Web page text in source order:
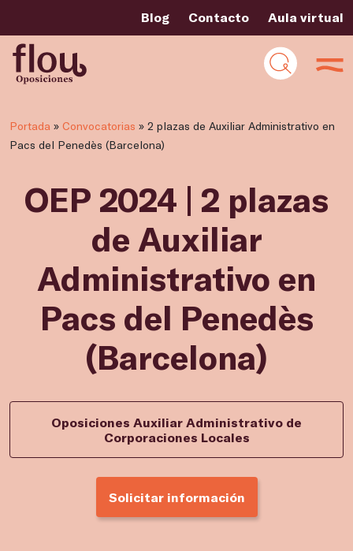
Blog Contacto Aula virtual
Portada » Convocatorias » 2 plazas de Auxiliar Administrativo en
Pacs del Penedès (Barcelona)
OEP 2024 | 2 plazas
de Auxiliar
Administrativo en
Pacs del Penedès
(Barcelona)
Oposiciones Auxiliar Administrativo de
Corporaciones Locales
Solicitar información